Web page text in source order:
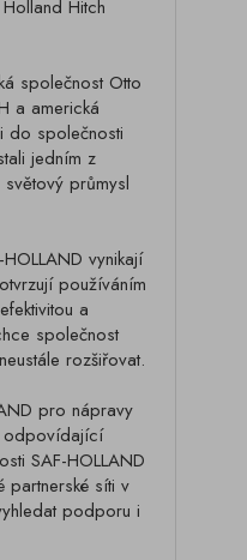
Hitch
společnost Otto
a americká
do společnosti
jedním z
průmysl
vynikají
používáním
a
společnost
rozšiřovat.
pro nápravy
odpovídající
SAF-HOLLAND
partnerské síti v
podporu i